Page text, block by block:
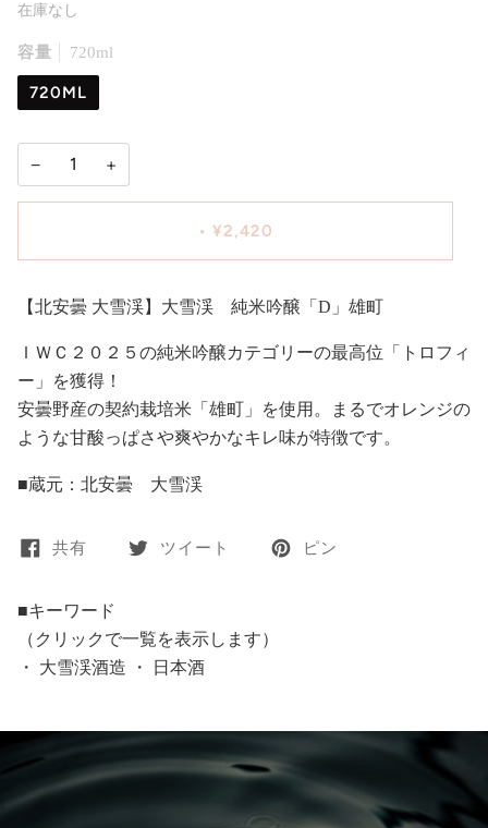
在庫なし
容量 720ml
720ML
− +
• ¥2,420
【北安曇 大雪渓】大雪渓 純米吟醸「D」雄町
ＩＷＣ２０２５の純米吟醸カテゴリーの最高位「トロフィ
ー」を獲得！
安曇野産の契約栽培米「雄町」を使用。まるでオレンジの
ような甘酸っぱさや爽やかなキレ味が特徴です。
■蔵元：北安曇 大雪渓
共有 ツイート ピン
■キーワード
（クリックで一覧を表示します）
・ 大雪渓酒造 ・ 日本酒